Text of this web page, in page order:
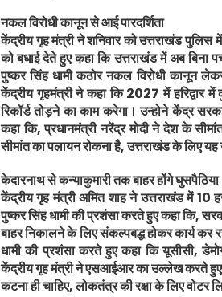
नकल विरोधी कानून से आई पारदर्शिता
केंद्रीय गृह मंत्री ने शनिवार को उत्तराखंड
को बधाई देते हुए कहा कि उत्तराखंड में अब बिना
पुष्कर सिंह धामी कठोर नकल विरोधी कानून
केंद्रीय गृहमंत्री ने कहा कि 2027 में हरिद्वार
रिकॉर्ड तोड़ने का काम करेगा। उन्होने केंद्र
कहा कि, प्रधानमंत्री नरेंद्र मोदी ने देश के
सीमांत का पलायन रोकना है, उत्तराखंड के लिए यह
केदारनाथ से कन्याकुमारी तक बाहर होंगे घुसपैठिया
केंद्रीय गृह मंत्री अमित शाह ने उत्तराखंड में
पुष्कर सिंह धामी की प्रशंसा करते हुए कहा कि,
बाहर निकालने के लिए संकल्पबद्ध होकर कार्य कर
धामी की प्रशंसा करते हुए कहा कि यूसीसी,
केंद्रीय गृह मंत्री ने एसआईआर का उल्लेख करते हुए
कटना ही चाहिए, लोकतंत्र की रक्षा के लिए वोटर